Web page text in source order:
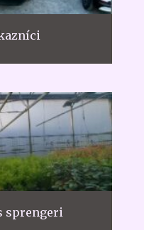
sprengeri